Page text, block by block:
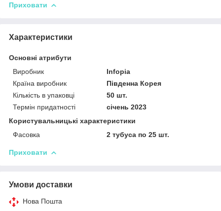
Приховати
Характеристики
Основні атрибути
Виробник
Infopia
Країна виробник
Південна Корея
Кількість в упаковці
50 шт.
Термін придатності
січень 2023
Користувальницькі характеристики
Фасовка
2 тубуса по 25 шт.
Приховати
Умови доставки
Нова Пошта